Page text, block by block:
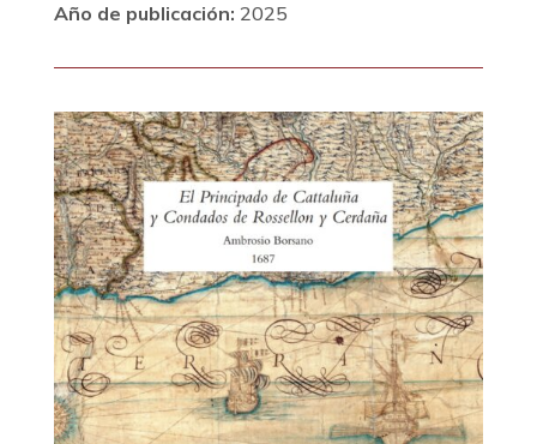
Año de publicación: 2025